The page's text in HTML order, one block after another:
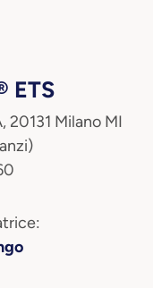
ETS
20131 Milano MI